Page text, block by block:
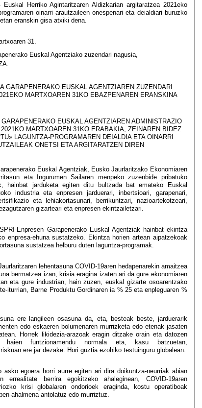
Euskal Herriko Agintaritzaren Aldizkarian argitaratzea 2021eko
oinarri arautzaileen onespenari eta deialdiari buruzko
eranskin gisa atxiki dena.
31.
Euskal Agentziako zuzendari nagusia,
GARAPENERAKO EUSKAL AGENTZIAREN ZUZENDARI
MARTXOAREN 31KO EBAZPENAREN ERANSKINA
EUSKAL AGENTZIAREN ADMINISTRAZIO
2021KO MARTXOAREN 31KO ERABAKIA, ZEINAREN BIDEZ
LAGUNTZA-PROGRAMAREN DEIALDIA ETA OINARRI
ONETSI ETA ARGITARATZEN DIREN
Euskal Agentziak, Eusko Jaurlaritzako Ekonomiaren
eta Ingurumen Sailaren menpeko zuzenbide pribatuko
hainbat jarduketa egiten ditu bultzada bat emateko Euskal
industria eta enpresen jarduerari, inbertsioari, garapenari,
eta lehiakortasunari, berrikuntzari, nazioartekotzeari,
gizarteari eta enpresen ekintzailetzari.
Enpresen Garapenerako Euskal Agentziak hainbat ekintza
enpresa-ehuna sustatzeko. Ekintza horien artean aipatzekoak
sustatzea helburu duten laguntza-programak.
lehentasuna COVID-19aren hedapenarekin amaitzea
bermatzea izan, krisia eragina izaten ari da gure ekonomiaren
eta gure industrian, hain zuzen, euskal gizarte osoarentzako
iturrian, Barne Produktu Gordinaren ia % 25 eta enpleguaren %
ere langileen osasuna da, eta, besteak beste, jarduerarik
edo eskaeren bolumenaren murrizketa edo etenak jasaten
Horrek likidezia-arazoak eragin ditzake orain eta datozen
haien funtzionamendu normala eta, kasu batzuetan,
ere jar dezake. Hori guztia ezohiko testuinguru globalean.
asko egoera horri aurre egiten ari dira doikuntza-neurriak abian
errealitate berrira egokitzeko ahaleginean, COVID-19aren
krisi globalaren ondorioek eraginda, kostu operatiboak
ahalmena antolatuz edo murriztuz.